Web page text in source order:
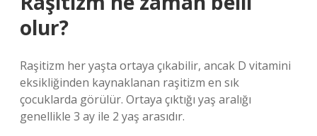
olur?
Raşitizm her yaşta ortaya çıkabilir, ancak D vitamini
eksikliğinden kaynaklanan raşitizm en sık
çocuklarda görülür. Ortaya çıktığı yaş aralığı
genellikle 3 ay ile 2 yaş arasıdır.